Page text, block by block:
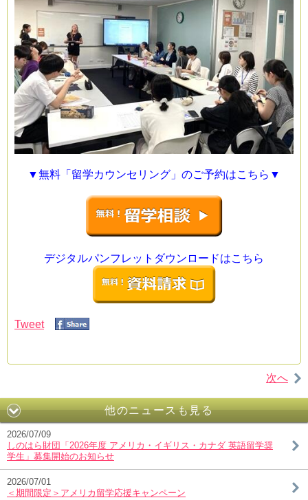
▼無料「留学カウンセリング」のご予約はこちら▼
デジタルパンフレットダウンロードはこちら
Tweet
次へ
他のニュースも見る
2026/07/09
しのはら財団「2026年度 アメリカ・イギリス・カナダ 英語留学奨
学生」募集開始のお知らせ
2026/07/01
＜期間限定＞アメリカ留学応援キャンペーン